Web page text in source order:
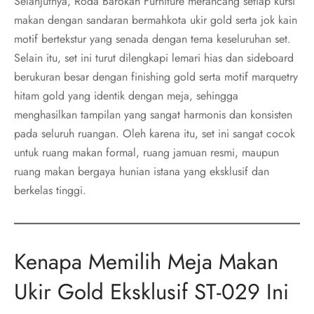
makan dengan sandaran bermahkota ukir gold serta jok kain
motif bertekstur yang senada dengan tema keseluruhan set.
Selain itu, set ini turut dilengkapi lemari hias dan sideboard
berukuran besar dengan finishing gold serta motif marquetry
hitam gold yang identik dengan meja, sehingga
menghasilkan tampilan yang sangat harmonis dan konsisten
pada seluruh ruangan. Oleh karena itu, set ini sangat cocok
untuk ruang makan formal, ruang jamuan resmi, maupun
ruang makan bergaya hunian istana yang eksklusif dan
berkelas tinggi.
Kenapa Memilih Meja Makan
Ukir Gold Eksklusif ST-029 Ini